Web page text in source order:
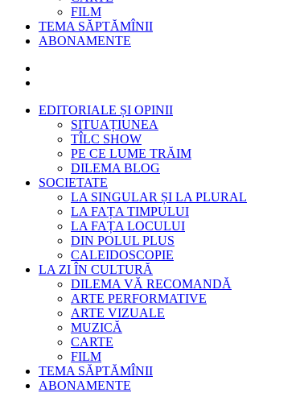
FILM
TEMA SĂPTĂMÎNII
ABONAMENTE
EDITORIALE ȘI OPINII
SITUAȚIUNEA
TÎLC SHOW
PE CE LUME TRĂIM
DILEMA BLOG
SOCIETATE
LA SINGULAR ȘI LA PLURAL
LA FAȚA TIMPULUI
LA FAȚA LOCULUI
DIN POLUL PLUS
CALEIDOSCOPIE
LA ZI ÎN CULTURĂ
DILEMA VĂ RECOMANDĂ
ARTE PERFORMATIVE
ARTE VIZUALE
MUZICĂ
CARTE
FILM
TEMA SĂPTĂMÎNII
ABONAMENTE